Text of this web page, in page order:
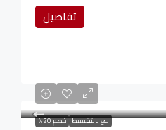
تفاصيل
بيع بالتقسيط خصم 20%